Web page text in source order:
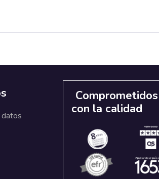
Comprometidos
con la calidad